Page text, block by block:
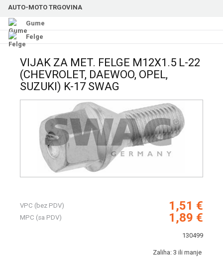
Katalog rezervnih dijelova
AUTO-MOTO TRGOVINA
Gume
Felge
VIJAK ZA MET. FELGE M12X1.5 L-22
(CHEVROLET, DAEWOO, OPEL,
SUZUKI) K-17 SWAG
VPC (bez PDV) 1,51 €
MPC (sa PDV) 1,89 €
130499
Zaliha: 3 ili manje